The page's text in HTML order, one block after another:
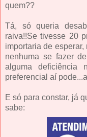
quem??
Tá, só queria
raiva!!Se tivesse 20
importaria de
nenhuma se fazer
alguma deficiência
preferencial aí
E só para constar, já
sabe: